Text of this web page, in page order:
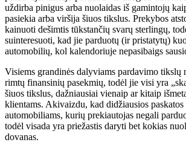
uždirba pinigus arba nuolaidas iš gamintojų
pasiekia arba viršija šiuos tikslus. Prekybos
kainuoti dešimtis tūkstančių svarų sterlingų,
suinteresuoti, kad jie parduotų (ir pristatytų)
automobilių, kol kalendoriuje nepasibaigs
Visiems grandinės dalyviams pardavimo tikslų
rimtų finansinių pasekmių, todėl jie visi yra
šiuos tikslus, dažniausiai vienaip ar kitaip
klientams. Akivaizdu, kad didžiausios paskatos
automobiliams, kurių prekiautojas negali
todėl visada yra priežastis daryti bet kokias
dovanas.